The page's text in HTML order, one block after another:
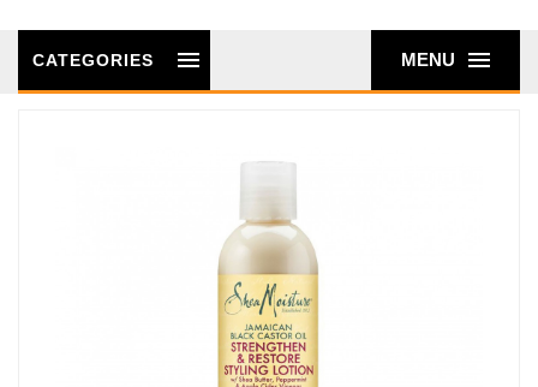
MENU
CATEGORIES